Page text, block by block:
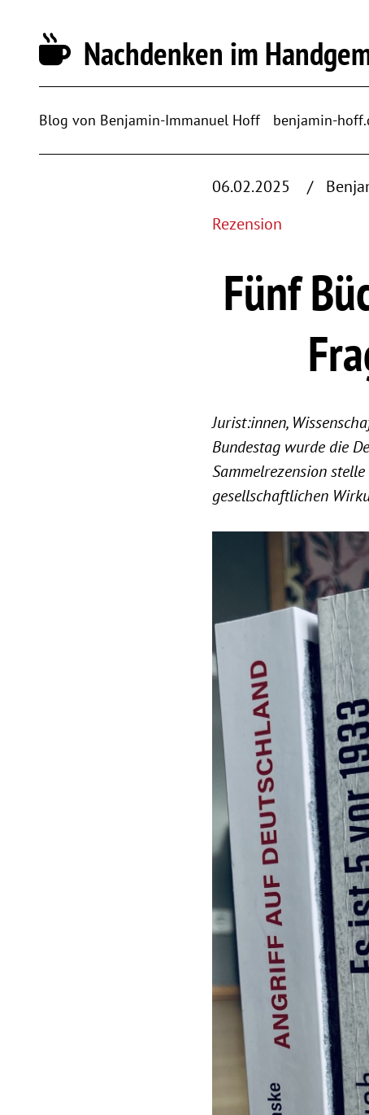
Nachdenken im
Blog von Benjamin-Immanuel Hoff benjamin-
06.02.2025
Rezension
Fünf
Jurist:innen,
Bundestag wurde die
Sammelrezension
gesellschaftlichen